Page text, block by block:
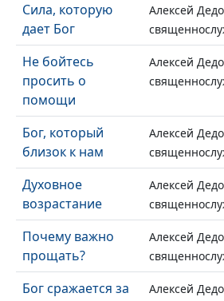
Сила, которую
дает Бог
Алексей
Не бойтесь
просить о
помощи
Алексей
Бог, который
близок к нам
Алексей
Духовное
возрастание
Алексей
Почему важно
прощать?
Алексей
Бог сражается за
Алексей